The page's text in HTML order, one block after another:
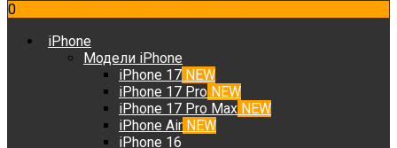
0
iPhone
Модели iPhone
iPhone 17 NEW
iPhone 17 Pro NEW
iPhone 17 Pro Max NEW
iPhone Air NEW
iPhone 16